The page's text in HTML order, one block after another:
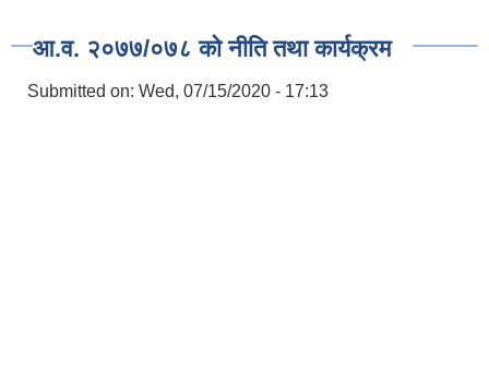
आ.व. २०७७/०७८ काे नीति तथा कार्यक्रम
Submitted on: Wed, 07/15/2020 - 17:13